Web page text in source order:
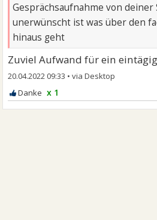
Gesprächsaufnahme von deiner
unerwünscht ist was über den
hinaus geht
Zuviel Aufwand für ein
20.04.2022 09:33 •
x 1